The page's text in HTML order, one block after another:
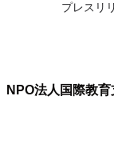
プレスリ
NPO法人国際教